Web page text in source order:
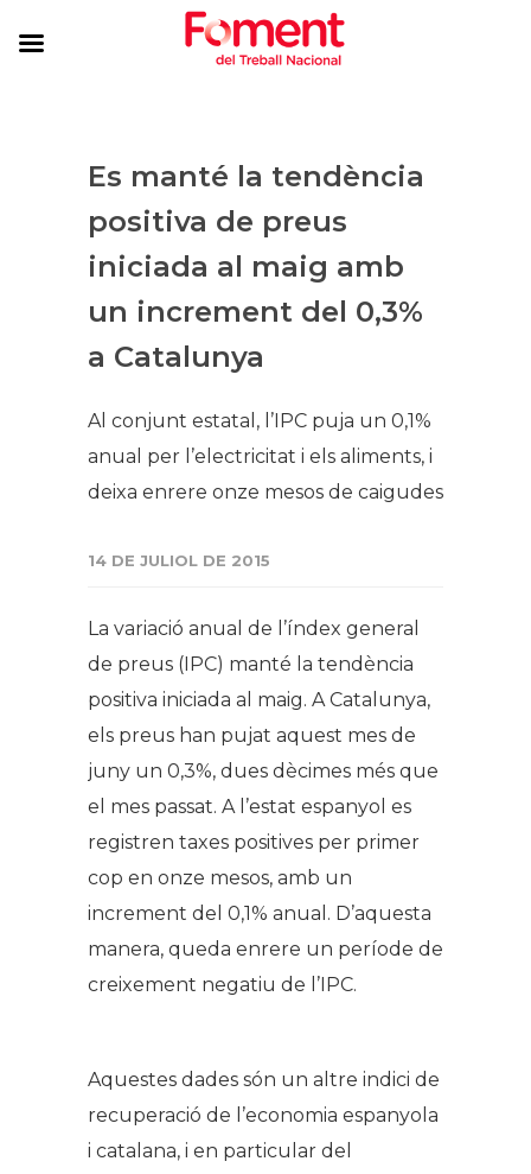
Es manté la tendència
positiva de preus
iniciada al maig amb
un increment del 0,3%
a Catalunya​​
​Al conjunt estatal, l’IPC puja un 0,1%
anual per l’electricitat i els aliments, i
deixa enrere onze mesos de caigudes
14 DE JULIOL DE 2015
La variació anual de l’índex general
de preus (IPC) manté la tendència
positiva iniciada al maig. A Catalunya,
els preus han pujat aquest mes de
juny un 0,3%, dues dècimes més que
el mes passat. A l’estat espanyol es
registren taxes positives per primer
cop en onze mesos, amb un
increment del 0,1% anual. D’aquesta
manera, queda enrere un període de
creixement negatiu de l’IPC.
Aquestes dades són un altre indici de
recuperació de l’economia espanyola
i catalana, i en particular del